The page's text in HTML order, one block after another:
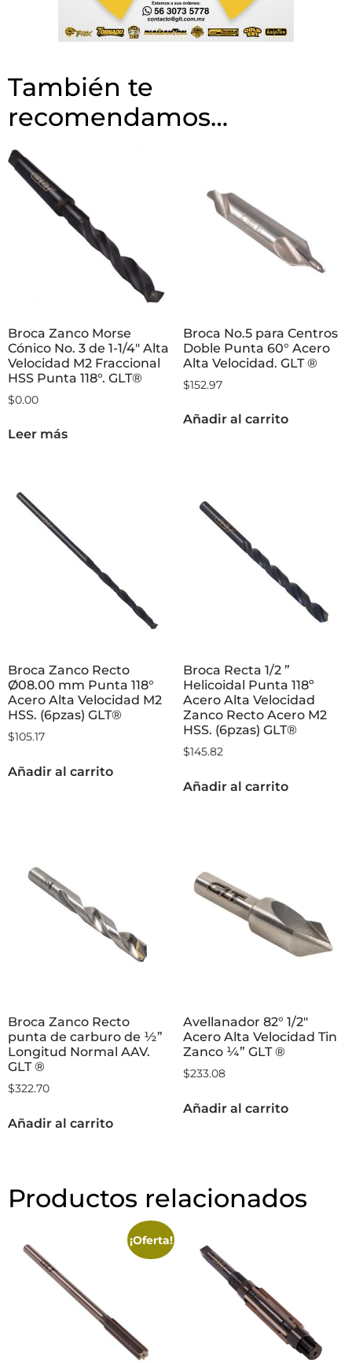
También te
recomendamos…
Broca Zanco Morse
Cónico No. 3 de 1-1/4″ Alta
Velocidad M2 Fraccional
HSS Punta 118°. GLT®
$0.00
Leer más
Broca No.5 para Centros
Doble Punta 60° Acero
Alta Velocidad. GLT ®
$152.97
Añadir al carrito
Broca Zanco Recto
Ø08.00 mm Punta 118°
Acero Alta Velocidad M2
HSS. (6pzas) GLT®
$105.17
Añadir al carrito
Broca Recta 1/2 ”
Helicoidal Punta 118º
Acero Alta Velocidad
Zanco Recto Acero M2
HSS. (6pzas) GLT®
$145.82
Añadir al carrito
Broca Zanco Recto
punta de carburo de ½”
Longitud Normal AAV.
GLT ®
$322.70
Añadir al carrito
Avellanador 82° 1/2″
Acero Alta Velocidad Tin
Zanco ¼” GLT ®
$233.08
Añadir al carrito
Productos relacionados
¡Oferta!